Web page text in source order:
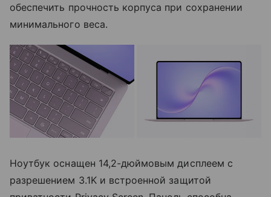
обеспечить прочность корпуса при сохранении
минимального веса.
Ноутбук оснащен 14,2-дюймовым дисплеем с
разрешением 3.1K и встроенной защитой